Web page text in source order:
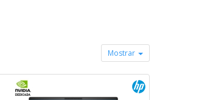
Mostrar